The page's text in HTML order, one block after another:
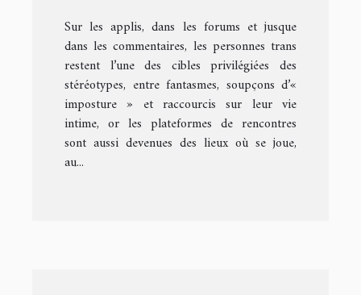
Sur les applis, dans les forums et jusque
dans les commentaires, les personnes trans
restent l’une des cibles privilégiées des
stéréotypes, entre fantasmes, soupçons d’«
imposture » et raccourcis sur leur vie
intime, or les plateformes de rencontres
sont aussi devenues des lieux où se joue,
au...